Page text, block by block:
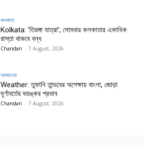
কলকাতা
Kolkata: ‘তিরঙ্গা যাত্রা’; সোমবার কলকাতার একাধিক
রাস্তা থাকবে বন্ধ
Chandan - 7 August, 2026
আবহাওয়া
Weather: তুফানি তান্ডবের অপেক্ষায় বাংলা, জোড়া
ঘূর্ণাবর্তের ভয়ঙ্কর প্রভাব
Chandan - 7 August, 2026